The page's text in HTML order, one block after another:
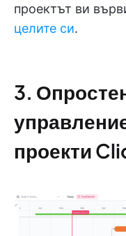
проектът ви
целите си.
3.
проекти